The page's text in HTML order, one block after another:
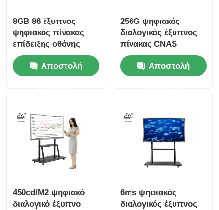
8GB 86 έξυπνος
ψηφιακός πίνακας
επίδειξης οθόνης
αφής ίντσας 128G
SSD
Αποστολή
256G ψηφιακός
διαλογικός έξυπνος
πίνακας CNAS
επίδειξη οθόνης αφής
75 ίντσαςΑποστολή
450cd/M2 ψηφιακό
διαλογικό έξυπνο
6ms ψηφιακός
διαλογικός έξυπνος